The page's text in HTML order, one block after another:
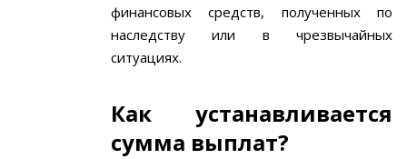
финансовых средств, полученных по
наследству или в чрезвычайных
ситуациях.
Как устанавливается
сумма выплат?